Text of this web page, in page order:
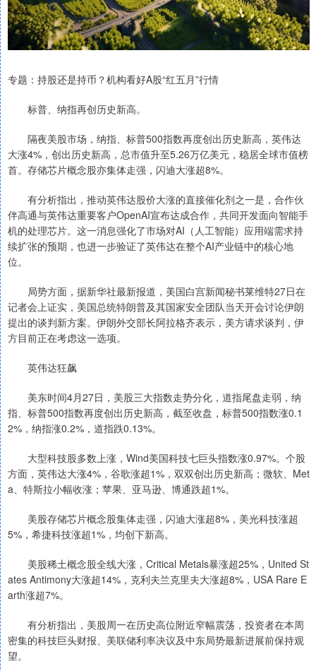
专题：持股还是持币？机构看好A股“红五月”行情
标普、纳指再创历史新高。
隔夜美股市场，纳指、标普500指数再度创出历史新高，英伟达
大涨4%，创出历史新高，总市值升至5.26万亿美元，稳居全球市值榜
首。存储芯片概念股亦集体走强，闪迪大涨超8%。
有分析指出，推动英伟达股价大涨的直接催化剂之一是，合作伙
伴高通与英伟达重要客户OpenAI宣布达成合作，共同开发面向智能手
机的处理芯片。这一消息强化了市场对AI（人工智能）应用端需求持
续扩张的预期，也进一步验证了英伟达在整个AI产业链中的核心地
位。
局势方面，据新华社最新报道，美国白宫新闻秘书莱维特27日在
记者会上证实，美国总统特朗普及其国家安全团队当天开会讨论伊朗
提出的谈判新方案。伊朗外交部长阿拉格齐表示，美方请求谈判，伊
方目前正在考虑这一选项。
英伟达狂飙
美东时间4月27日，美股三大指数走势分化，道指尾盘走弱，纳
指、标普500指数再度创出历史新高，截至收盘，标普500指数涨0.1
2%，纳指涨0.2%，道指跌0.13%。
大型科技股多数上涨，Wind美国科技七巨头指数涨0.97%。个股
方面，英伟达大涨4%，谷歌涨超1%，双双创出历史新高；微软、Met
a、特斯拉小幅收涨；苹果、亚马逊、博通跌超1%。
美股存储芯片概念股集体走强，闪迪大涨超8%，美光科技涨超
5%，希捷科技涨超1%，均创下新高。
美股稀土概念股全线大涨，Critical Metals暴涨超25%，United St
ates Antimony大涨超14%，克利夫兰克里夫大涨超8%，USA Rare E
arth涨超7%。
有分析指出，美股周一在历史高位附近窄幅震荡，投资者在本周
密集的科技巨头财报、美联储利率决议及中东局势最新进展前保持观
望。